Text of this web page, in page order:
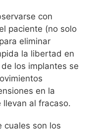
con
paciente (no solo
eliminar
la libertad en
los implantes se
en la
al fracaso.
cuales son los